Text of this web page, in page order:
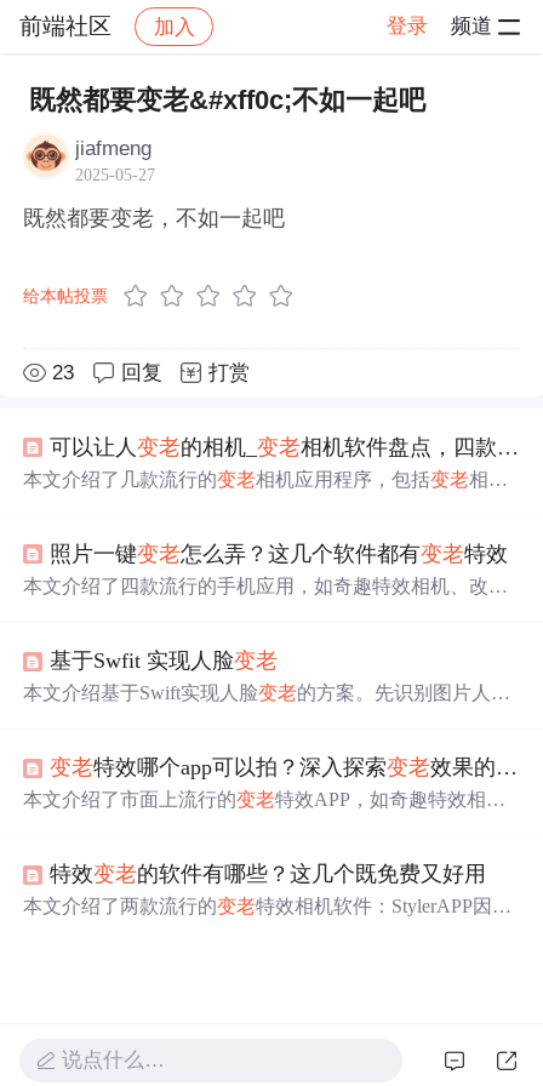
前端社区 加入 登录 频道
社区 前端社区 感慨 帖子详情
既然都要变老&#xff0c;不如一起吧
jiafmeng
2025-05-27
既然都要变老，不如一起吧
给本帖投票
23 回复 打赏
可以让人变老的相机_变老相机软件盘点，四款可以让人
本文介绍了几款流行的变老相机应用程序，包括变老相
提供趣味性的变年轻效果。用户可以轻松下载并尝试，观
察不同年龄阶段的自己，感受时间的魔力。
照片一键变老怎么弄？这几个软件都有变老特效
本文介绍了四款流行的手机应用，如奇趣特效相机、改图
效果，为用户带来创意和娱乐的乐趣，体验时光流转的感
觉。,
基于Swfit 实现人脸变老
本文介绍基于Swift实现人脸变老的方案。先识别图片人脸
OpenGL渲染纹理，采用柔光混合模式。该方案优点是不受
肤色等因素影响，拓展性高，但变老效果离真实有差距。
变老特效哪个app可以拍？深入探索变老效果的应用
本文介绍了市面上流行的变老特效APP，如奇趣特效相
意丰富的优点。
特效变老的软件有哪些？这几个既免费又好用
本文介绍了两款流行的变老特效相机软件：StylerAPP因其
说点什么…